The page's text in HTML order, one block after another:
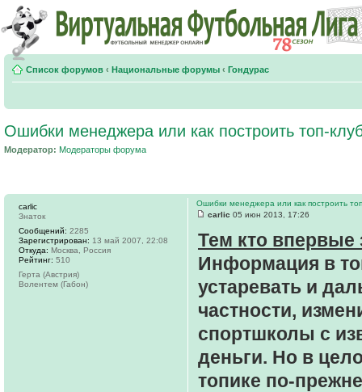
Список форумов ‹ Национальные форумы ‹ Гондурас
Ошибки менеджера или как построить топ-
Модератор: Модераторы форума
Ошибки менеджера или как построить
carlic 05 июн 2013, 17:26
Тем кто впервые
Информация в
устаревать и
частности,
спортшколы с
деньги. Но в
топике по-
carlic
Знаток
Сообщений: 2285
Зарегистрирован: 13 май 2007, 22:08
Откуда: Москва, Россия
Рейтинг: 510
Герта (Австрия)
Волентем (Габон)